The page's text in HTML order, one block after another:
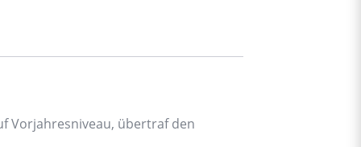
Vorjahresniveau, übertraf den